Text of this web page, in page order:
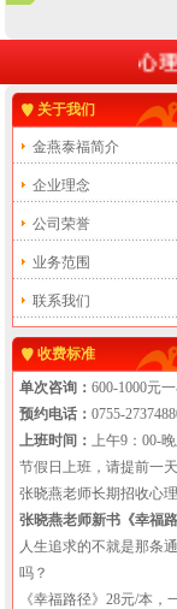
心
关于我们
金燕泰福简介
企业理念
公司荣誉
业务范围
联系我们
收费标准
单次咨询： 600-1000元一
预约电话： 0755-
上班时间： 上午9：00-晚
节假日上班，请提前一天
张晓燕老师长期招收心理
张晓燕老师新书《幸福路
人生追求的不就是那条
吗？
《幸福路径》28元/本，